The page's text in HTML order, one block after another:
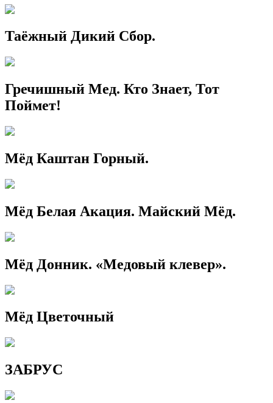
Таёжный Дикий Сбор.
Гречишный Мед. Кто Знает, Тот
Поймет!
Мёд Каштан Горный.
Мёд Белая Акация. Майский Мёд.
Мёд Донник. «Медовый клевер».
Мёд Цветочный
ЗАБРУС